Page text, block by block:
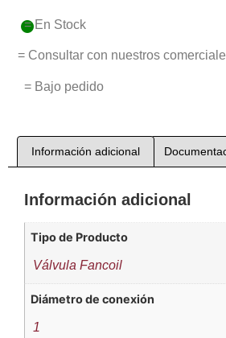
= En Stock
= Consultar con nuestros
= Bajo pedido
Información adicional
Información adicional
Tipo de Producto
Válvula Fancoil
Diámetro de conexión
1